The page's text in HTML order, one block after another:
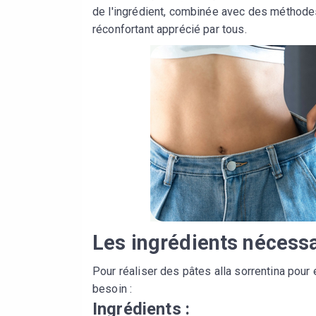
de l'ingrédient, combinée avec des
réconfortant apprécié par tous.
Les ingrédients
Pour réaliser des pâtes alla sorrentina
besoin :
Ingrédients :